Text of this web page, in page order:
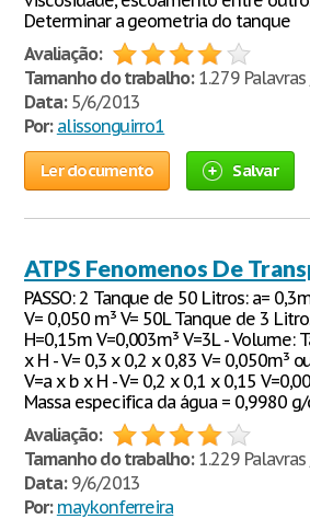
Determinar a geometria do tanque
Avaliação:
Tamanho do trabalho:1.279 Palavras
Data:5/6/2013
Por: alissonguirro1
Ler documento Salvar
ATPS Fenomenos De
PASSO: 2 Tanque de 50 Litros: a=
V= 0,050 m³ V= 50L Tanque de 3
H=0,15m V=0,003m³ V=3L - Volume:
x H - V= 0,3 x 0,2 x 0,83 V= 0,050m³
V=a x b x H - V= 0,2 x 0,1 x 0,15
Massa especifica da água = 0,9980 g/
Avaliação:
Tamanho do trabalho:1.229 Palavras
Data:9/6/2013
Por: maykonferreira